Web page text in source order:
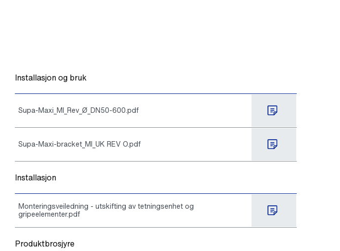
Installasjon og bruk
Supa-Maxi_MI_Rev_Ø_DN50-600.pdf
Supa-Maxi-bracket_MI_UK REV O.pdf
Installasjon
Monteringsveiledning - utskifting av tetningsenhet og
gripeelementer.pdf
Produktbrosjyre